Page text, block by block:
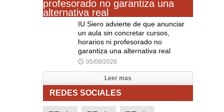
IU Siero advierte de que anunciar
un aula sin concretar cursos,
horarios ni profesorado no
garantiza una alternativa real
🕔 05/08/2026
Leer mas
REDES SOCIALES